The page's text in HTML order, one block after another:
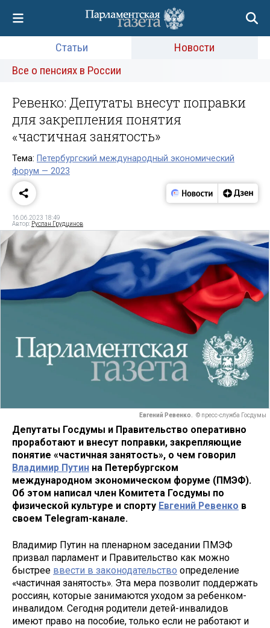
Статьи
Новости
Все о пенсиях в России
Ревенко: Депутаты внесут поправки
для закрепления понятия
«частичная занятость»
Тема: Петербургский международный экономический
форум — 2023
16.06.2023 18:49
Автор: Руслан Грудцинов
Евгений Ревенко. © пресс-служба Госдумы
Депутаты Госдумы и Правительство оперативно
проработают и внесут поправки, закрепляющие
понятие «частичная занятость», о чем говорил
Владимир Путин на Петербургском
международном экономическом форуме (ПМЭФ).
Об этом написал член Комитета Госдумы по
физической культуре и спорту Евгений Ревенко в
своем Telegram-канале.
Владимир Путин на пленарном заседании ПМЭФ
призвал парламент и Правительство как можно
быстрее ввести в законодательство определение
«частичная занятость». Эта мера позволит поддержать
россиян, которые занимаются уходом за ребенком-
инвалидом. Сегодня родители детей-инвалидов
имеют право на пособие, только если не работают и